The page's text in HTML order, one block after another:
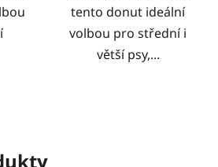
tento donut ideální
volbou pro střední i
větší psy,...